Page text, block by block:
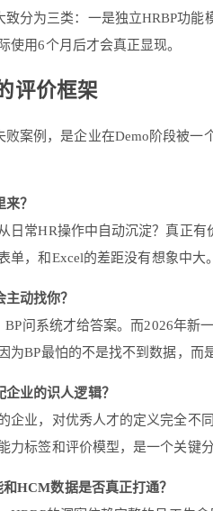
致分为三类：一是独立HRBP功
使用6个月后才会真正显现。
评价框架
败案例，是企业在Demo阶段被
？
日常HR操作中自动沉淀？真正
单，和Excel的差距没有想象中大。
动找你？
BP问系统才给答案。而2026年
为BP最怕的不是找不到数据，而
业的识人逻辑？
企业，对优秀人才的定义完全不
力标签和评价模型，是一个关键分
HCM数据是否真正打通？